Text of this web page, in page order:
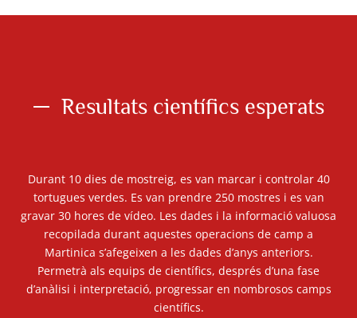
Resultats científics esperats
Durant 10 dies de mostreig, es van marcar i controlar 40
tortugues verdes. Es van prendre 250 mostres i es van
gravar 30 hores de vídeo. Les dades i la informació valuosa
recopilada durant aquestes operacions de camp a
Martinica s’afegeixen a les dades d’anys anteriors.
Permetrà als equips de científics, després d’una fase
d’anàlisi i interpretació, progressar en nombrosos camps
científics.